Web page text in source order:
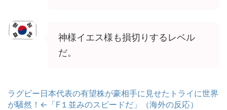
神様イエス様も損切りするレベル
だ。
ラグビー日本代表の有望株が豪相手に見せたトライに世界
が騒然！←「F１並みのスピードだ」（海外の反応）